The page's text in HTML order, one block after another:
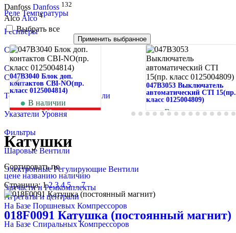
Реле Температуры
Ресиверы
Смесители Жидкости
Смотровые Стекла
Соленоидные Вентили
Терморегулирующие Вентили
Указатели Уровня
Фильтры
Шаровые Вентили
Электронные Регулирующие Вентили
Запчасти и Ремкомплекты
Агрегаты и централи
На Базе Поршневых Компрессоров
На Базе Спиральных Компрессоров
Danfoss Danfoss 132
AlcoAlco4
Выбрать все
Применить выбранное
047B3040 Блок доп.
контактов CBI-NO(пр.
класс 0125004814)
В наличии
268руб.
047B3053 Выключатель
автоматический CTI 15(пр.
класс 0125004809)
В наличии
Катушки
Сортировать по
цене названию наличию
Страница:1 2345... 7
018F0091 Катушка (постоянный магнит)